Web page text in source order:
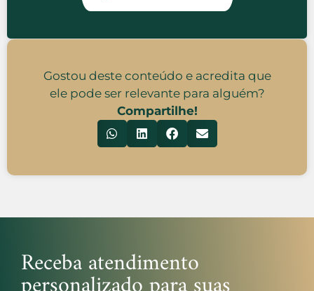
Gostou deste conteúdo e acredita que
ele pode ser relevante para alguém?
Compartilhe!
Receba atendimento